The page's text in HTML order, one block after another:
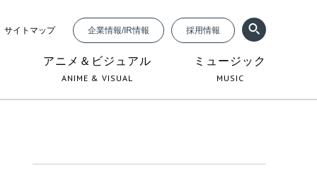
サイトマップ 企業情報/IR情報 採用情報
アニメ＆ビジュアル
ANIME & VISUAL
ミュージック
MUSIC